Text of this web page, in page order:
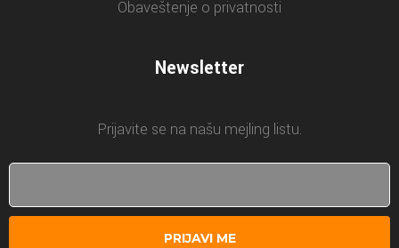
Obaveštenje o privatnosti
Newsletter
Prijavite se na našu mejling listu.
PRIJAVI ME